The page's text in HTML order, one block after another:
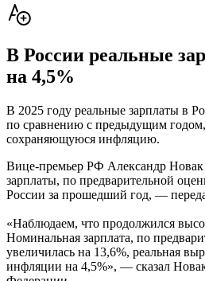
В России реальные
на 4,5%
В 2025 году реальные зарплаты в
по сравнению с предыдущим
сохраняющуюся инфляцию.
Вице-премьер РФ Александр Новак
зарплаты, по предварительной
России за прошедший год, —
«Наблюдаем, что продолжился
Номинальная зарплата, по
увеличилась на 13,6%, реальная
инфляции на 4,5%», — сказал